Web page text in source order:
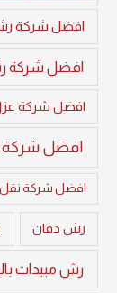
افضل شركة
افضل شركة
افضل شركة
افضل شركة
افضل شركة
رش دفان
رش مبيدات